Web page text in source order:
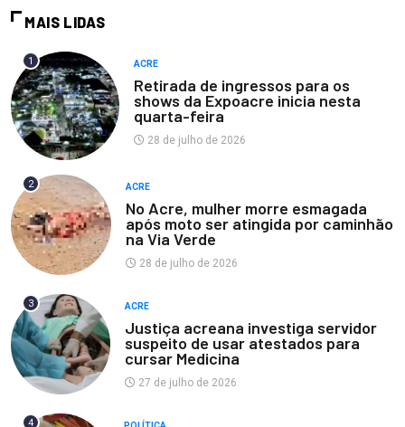
MAIS LIDAS
1 ACRE
Retirada de ingressos para os
shows da Expoacre inicia nesta
quarta-feira
28 de julho de 2026
2 ACRE
No Acre, mulher morre esmagada
após moto ser atingida por caminhão
na Via Verde
28 de julho de 2026
3 ACRE
Justiça acreana investiga servidor
suspeito de usar atestados para
cursar Medicina
27 de julho de 2026
4